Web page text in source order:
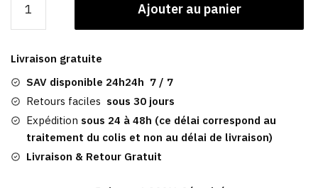
Visière
Hommes
|
Solaire
Sportif
Séchage
Ajouter au panier
Livraison gratuite
SAV disponible 24h24h 7 / 7
Retours faciles sous 30 jours
Expédition sous 24 à 48h (ce délai correspond au
traitement du colis et non au délai de livraison)
Livraison & Retour Gratuit